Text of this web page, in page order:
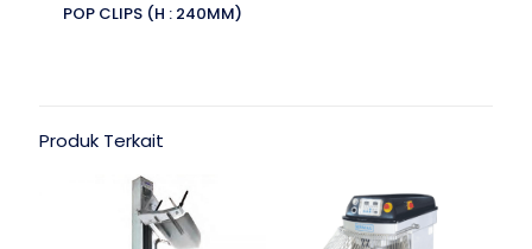
POP CLIPS (H : 240MM)
Produk Terkait